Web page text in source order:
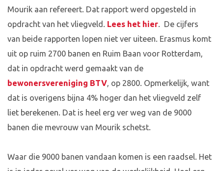
Mourik aan refereert. Dat rapport werd opgesteld in
opdracht van het vliegveld. Lees het hier. De cijfers
van beide rapporten lopen niet ver uiteen. Erasmus komt
uit op ruim 2700 banen en Ruim Baan voor Rotterdam,
dat in opdracht werd gemaakt van de
bewonersvereniging BTV, op 2800. Opmerkelijk, want
dat is overigens bijna 4% hoger dan het vliegveld zelf
liet berekenen. Dat is heel erg ver weg van de 9000
banen die mevrouw van Mourik schetst.
Waar die 9000 banen vandaan komen is een raadsel. Het